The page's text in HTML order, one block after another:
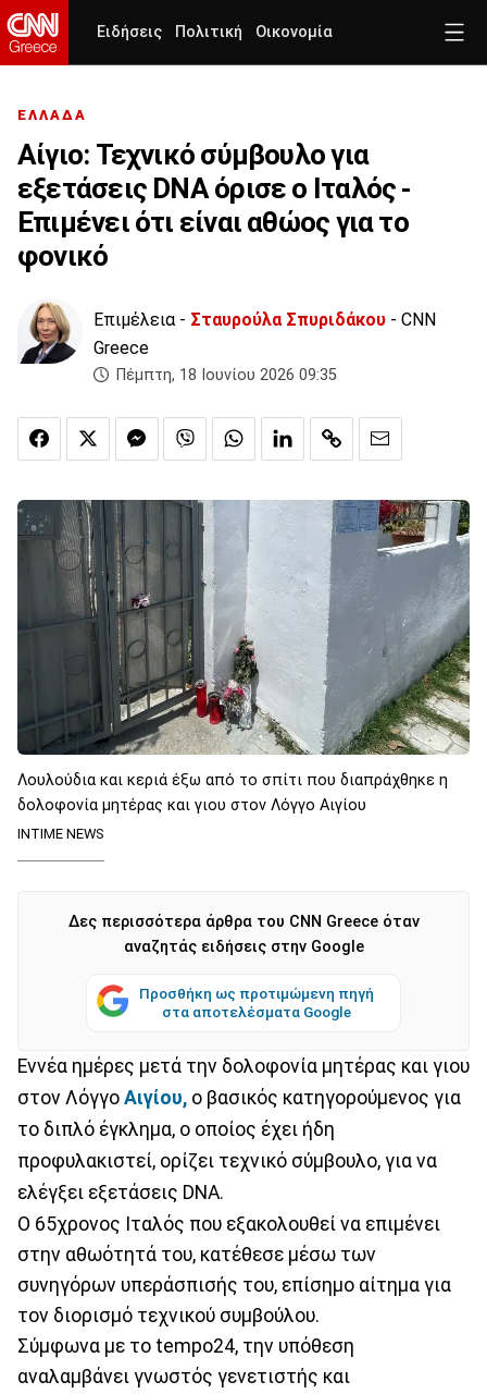
Ειδήσεις Πολιτική Οικονομία
ΕΛΛΑΔΑ
Αίγιο: Τεχνικό σύμβουλο για
εξετάσεις DNA όρισε ο Ιταλός -
Επιμένει ότι είναι αθώος για το
φονικό
Επιμέλεια - Σταυρούλα Σπυριδάκου - CNN
Greece
Πέμπτη, 18 Ιουνίου 2026 09:35
Λουλούδια και κεριά έξω από το σπίτι που διαπράχθηκε η
δολοφονία μητέρας και γιου στον Λόγγο Αιγίου
INTIME NEWS
Δες περισσότερα άρθρα του CNN Greece όταν
αναζητάς ειδήσεις στην Google
Προσθήκη ως προτιμώμενη πηγή
στα αποτελέσματα Google
Εννέα ημέρες μετά την δολοφονία μητέρας και γιου
στον Λόγγο Αιγίου, ο βασικός κατηγορούμενος για
το διπλό έγκλημα, ο οποίος έχει ήδη
προφυλακιστεί, ορίζει τεχνικό σύμβουλο, για να
ελέγξει εξετάσεις DNA.
Ο 65χρονος Ιταλός που εξακολουθεί να επιμένει
στην αθωότητά του, κατέθεσε μέσω των
συνηγόρων υπεράσπισής του, επίσημο αίτημα για
τον διορισμό τεχνικού συμβούλου.
Σύμφωνα με το tempo24, την υπόθεση
αναλαμβάνει γνωστός γενετιστής και